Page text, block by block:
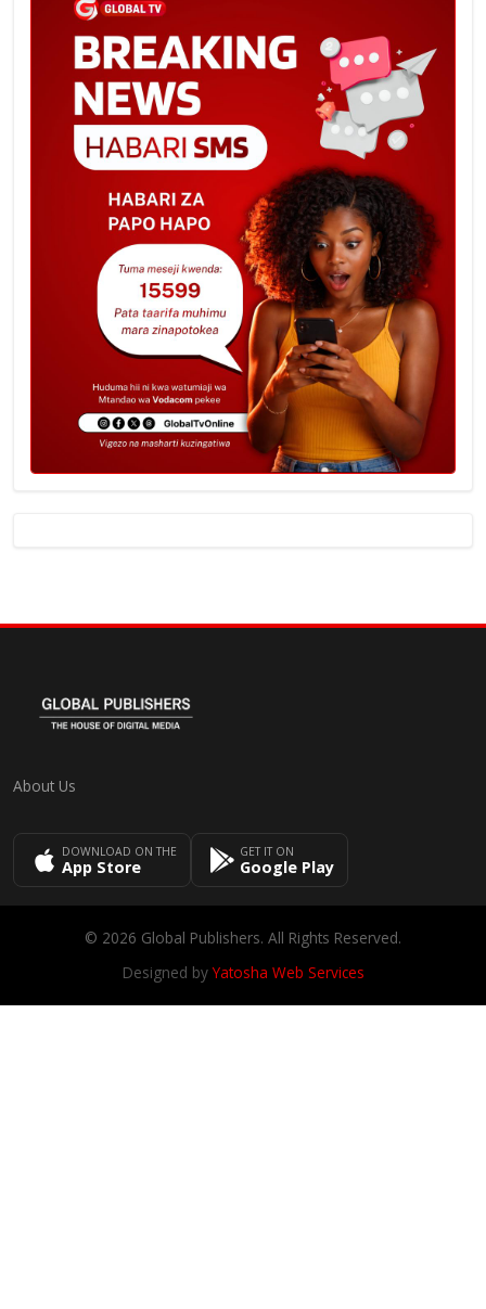
About Us
DOWNLOAD ON THE
App Store
GET IT ON
Google Play
© 2026 Global Publishers. All Rights Reserved.
Designed byYatosha Web Services